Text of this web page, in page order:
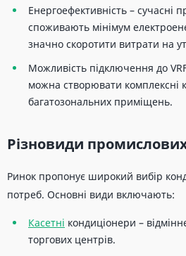
Енергоефективність – сучасні
споживають мінімум
значно скоротити витрати на
Можливість підключення до
можна створювати комплексні
багатозональних приміщень.
Різновиди
Ринок пропонує широкий вибір
потреб. Основні види включають:
Касетні кондиціонери –
торгових центрів.